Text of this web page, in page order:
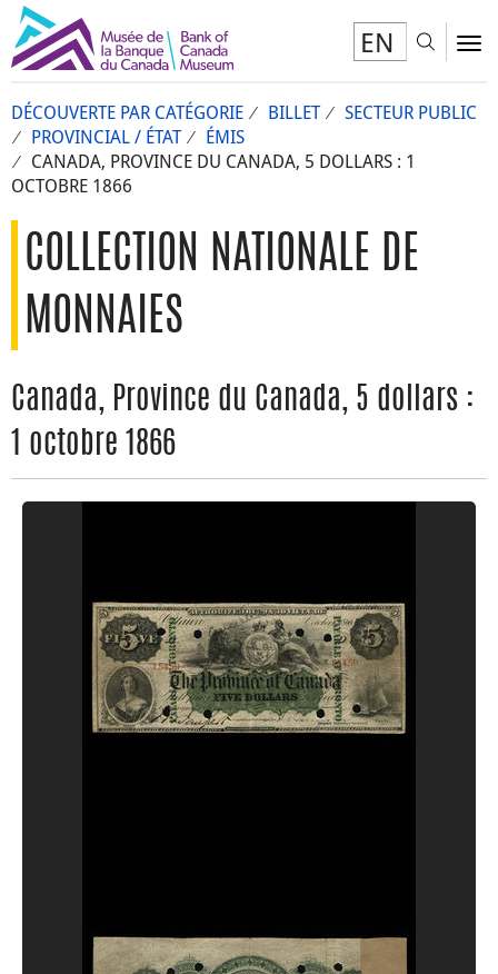
EN
DÉCOUVERTE PAR CATÉGORIE BILLET
SECTEUR PUBLIC
PROVINCIAL / ÉTAT
ÉMIS
CANADA, PROVINCE DU CANADA, 5 DOLLARS : 1
OCTOBRE 1866
COLLECTION NATIONALE DE
MONNAIES
Canada, Province du Canada, 5 dollars :
1 octobre 1866